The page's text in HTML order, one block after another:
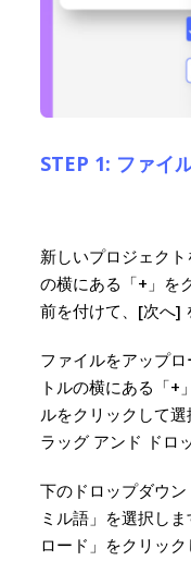
STEP 1: ファイ
新しいプロジェクト
の横にある「+」を
前を付けて、[次へ]
ファイルをアップ
トルの横にある「+
ルをクリックして
ラッグ アンド ドロ
下のドロップダウ
ミル語」を選択し
ロード」をクリック